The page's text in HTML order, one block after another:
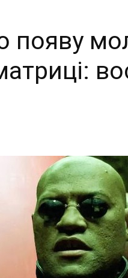
появу